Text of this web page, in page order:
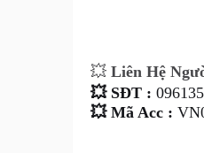
💥 Liên Hệ Ngư
💥 SĐT :
💥 Mã Acc :